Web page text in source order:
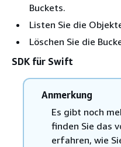
Buckets.
Listen Sie die
Löschen Sie die
SDK für Swift
Anmerkung
Es gibt noch
finden Sie das
erfahren, wie